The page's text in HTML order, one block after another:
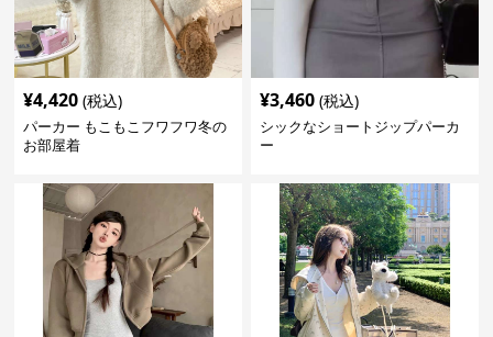
¥4,420 (税込)
パーカー もこもこフワフワ冬の
お部屋着
¥3,460 (税込)
シックなショートジップパーカ
ー